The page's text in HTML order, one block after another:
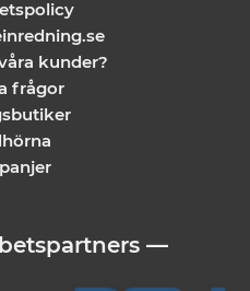
kunder?
frågor
—